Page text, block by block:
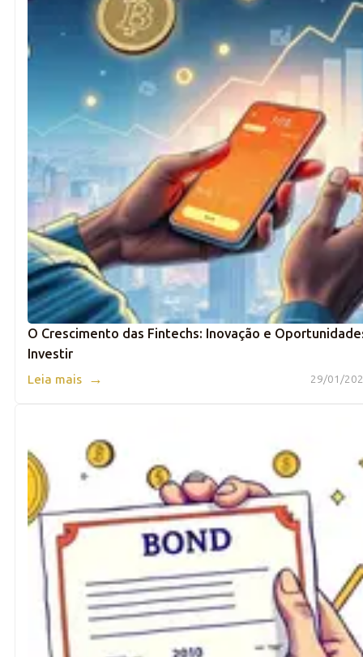
O Crescimento das Fintechs: Inovação e
Investir
29/01/
Leia mais →